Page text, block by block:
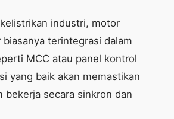
industri, motor
terintegrasi dalam
MCC atau panel kontrol
yang baik akan memastikan
bekerja secara sinkron dan